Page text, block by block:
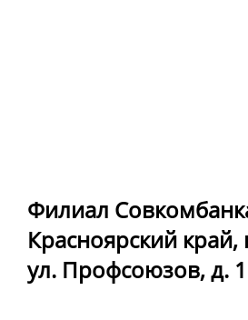
Филиал
Красноярский край,
ул. Профсоюзов, д.